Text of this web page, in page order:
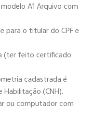
A1 Arquivo com
para o titular do CPF e
(ter feito certificado
cadastrada é
(CNH).
ou computador com